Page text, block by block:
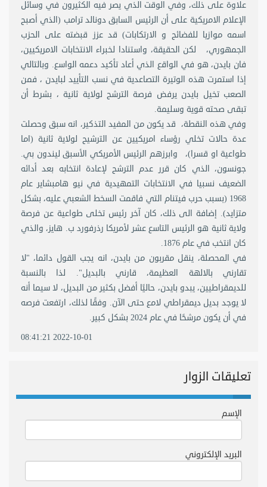
علاوة على ذلك، وفي الوقت الذي يصر فيه الكثيرون في وسائل
الإعلام الامريكية على أن الرئيس السابق دونالد ترامب (الذي أصبح
اسمه موازيا للفضائح و الارتكابات) قد عزز قبضته على الحزب
الجمهوري، لكن الحقيقة، واستنادا لخبراء الانتخابات الامريكيين،
فان بايدن، هو في الواقع الذي أعاد تأكيد دعمه الواسع. وبالتالي
إذا استمرت هذه الوتيرة التصاعدية في نسب التأييد لبايدن ، فمن
الصعب تخيل بايدن يرفض فرصة الترشح لولاية ثانية ، بشرط أن
تبقى صحته قوية وسليمة.
وفي هذه النقطة، قد يكون من المفيد التذكير، انه سبق وحصلت
عدة حالات تخلي رؤساء امريكيين عن الترشيح لولاية ثانية (اما
طواعية او قسرا)، وابرزهم الرئيس الأمريكي الأسبق ليندون بي.
جونسون، الذي كان قرر عدم الترشح لإعادة انتخابه بعد أدائه
الضعيف نسبيا في الانتخابات التمهيدية في نيو هامبشاير عام
1968 (بسبب حرب فيتنام التي فاقمت السخط الشعبي عليه، بشكل
متزايد). إضافة الى ذلك، كان آخر رئيس تخلى طواعية عن فرصة
ولاية ثانية هو الرئيس التاسع عشر لأمريكا رذرفورد ب. هايز، والذي
كان انتخب في عام 1876.
في المحصلة، ينقل مقربون من بايدن، انه يجب القول دائما، "لا
تقارني بالالهة العظيمة، قارني بالبديل". لذا بالنسبة
للديمقراطيين، يبدو بايدن، حاليًا أفضل بكثير من البديل، لا سيما أنه
لا يوجد بديل ديمقراطي لامع حتى الآن. وفقًا لذلك، ارتفعت فرصه
في أن يكون مرشحًا في عام 2024 بشكل كبير.
2022-10-01 08:41:21
تعليقات الزوار
الإسم
البريد الإلكتروني